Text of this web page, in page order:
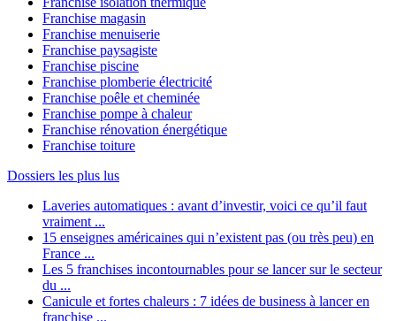
Franchise magasin
Franchise menuiserie
Franchise paysagiste
Franchise piscine
Franchise plomberie électricité
Franchise poêle et cheminée
Franchise pompe à chaleur
Franchise rénovation énergétique
Franchise toiture
Dossiers les plus lus
Laveries automatiques : avant d’investir, voici ce qu’il faut
vraiment ...
15 enseignes américaines qui n’existent pas (ou très peu) en
France ...
Les 5 franchises incontournables pour se lancer sur le secteur
du ...
Canicule et fortes chaleurs : 7 idées de business à lancer en
franchise ...